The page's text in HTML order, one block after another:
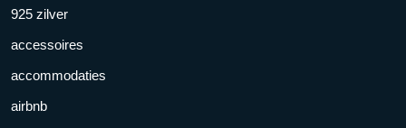
925 zilver
accessoires
accommodaties
airbnb